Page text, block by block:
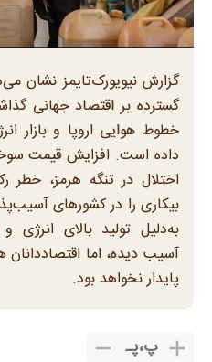
گزارش نیویورک‌تایمز نشان
گسترده بر اقتصاد جهانی
خطوط هوایی اروپا و بازار
داده است. افزایش قیمت
اختلال در تنگه هرمز، خطر
بیکاری را در کشورهای
به‌دلیل تولید بالای انرژی
آسیب دیده، اما
پایدار نخواهد بود.
پ،پـ